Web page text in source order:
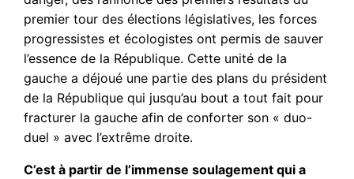
premier tour des élections législatives, les forces
progressistes et écologistes ont permis de sauver
l’essence de la République. Cette unité de la
gauche a déjoué une partie des plans du président
de la République qui jusqu’au bout a tout fait pour
fracturer la gauche afin de conforter son « duo-
duel » avec l’extrême droite.
C’est à partir de l’immense soulagement qui a